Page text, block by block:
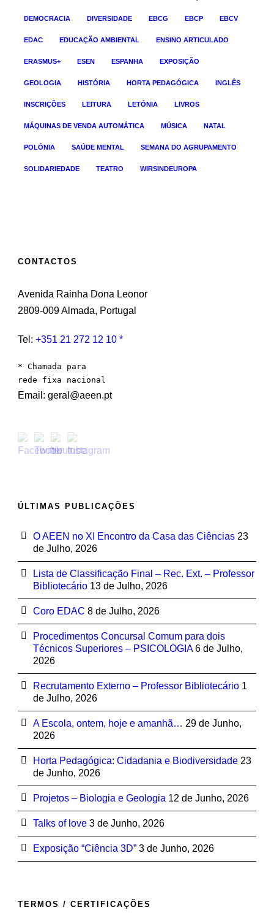
DEMOCRACIA DIVERSIDADE EBCG EBCP EBCV
EDAC EDUCAÇÃO AMBIENTAL ENSINO ARTICULADO
ERASMUS+ ESEN ESPANHA EXPOSIÇÃO
GEOLOGIA HISTÓRIA HORTA PEDAGÓGICA INGLÊS
INSCRIÇÕES LEITURA LETÓNIA LIVROS
MÁQUINAS DE VENDA AUTOMÁTICA MÚSICA NATAL
POLÓNIA SAÚDE MENTAL SEMANA DO AGRUPAMENTO
SOLIDARIEDADE TEATRO WIRSINDEUROPA
CONTACTOS
Avenida Rainha Dona Leonor
2809-009 Almada, Portugal
Tel: +351 21 272 12 10 *
* Chamada para
rede fixa nacional
Email: geral@aeen.pt
ÚLTIMAS PUBLICAÇÕES
O AEEN no XI Encontro da Casa das Ciências 23
de Julho, 2026
Lista de Classificação Final – Rec. Ext. – Professor
Bibliotecário 13 de Julho, 2026
Coro EDAC 8 de Julho, 2026
Procedimentos Concursal Comum para dois
Técnicos Superiores – PSICOLOGIA 6 de Julho,
2026
Recrutamento Externo – Professor Bibliotecário 1
de Julho, 2026
A Escola, ontem, hoje e amanhã… 29 de Junho,
2026
Horta Pedagógica: Cidadania e Biodiversidade 23
de Junho, 2026
Projetos – Biologia e Geologia 12 de Junho, 2026
Talks of love 3 de Junho, 2026
Exposição “Ciência 3D” 3 de Junho, 2026
TERMOS / CERTIFICAÇÕES